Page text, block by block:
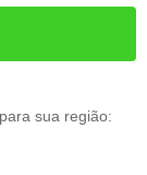
sua região: